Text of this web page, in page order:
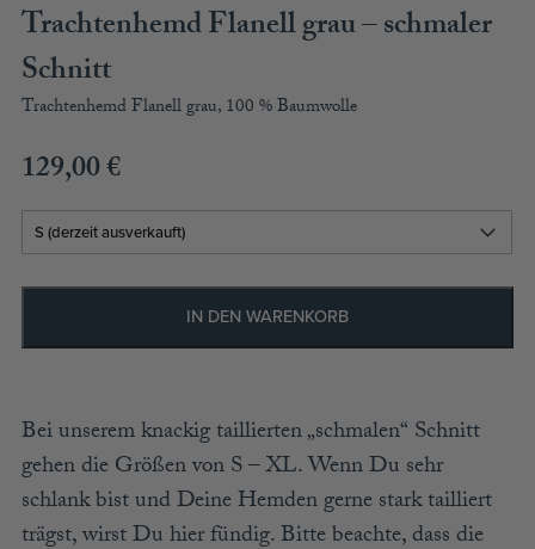
TEAM
KOOPERATIONEN
LOOKBOOK
Trachtenhemd Flanell grau – schmaler
Schnitt
129,00€
Trachtenhemd Flanell grau, 100 % Baumwolle
Bei unserem knackig taillierten „schmalen“ Schnitt
gehen die Größen von S – XL. Wenn Du sehr
schlank bist und Deine Hemden gerne stark tailliert
trägst, wirst Du hier fündig. Bitte beachte, dass die
IN DEN WARENKORB